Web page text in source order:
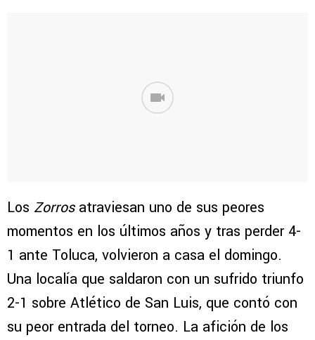
Los Zorrosatraviesan uno de sus peores
momentos en los últimos años y tras perder 4-
1 ante Toluca, volvieron a casa el domingo.
Una localía que saldaron con un sufrido triunfo
2-1 sobre Atlético de San Luis, que contó con
su peor entrada del torneo. La afición de los